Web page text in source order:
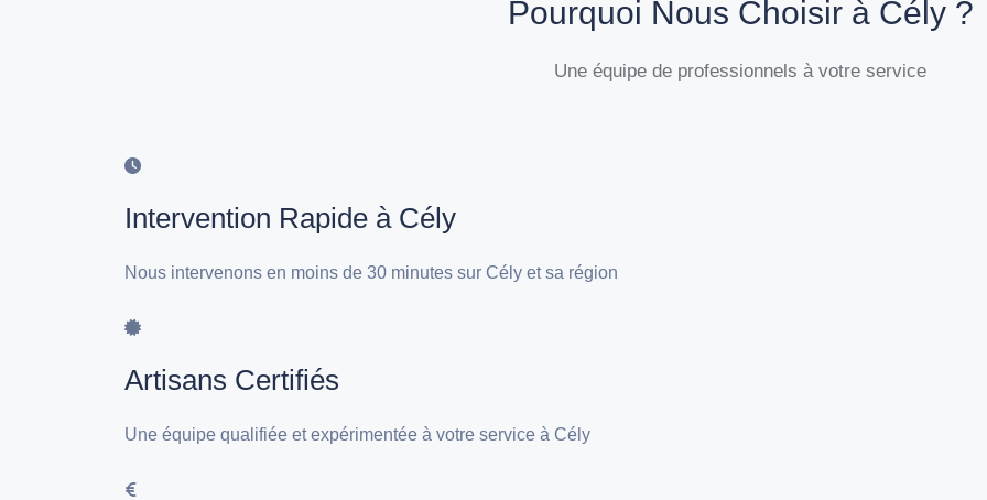
Pourquoi Nous Choisir à Cély ?
Une équipe de professionnels à votre service
Intervention Rapide à Cély
Nous intervenons en moins de 30 minutes sur Cély et sa région
Artisans Certifiés
Une équipe qualifiée et expérimentée à votre service à Cély